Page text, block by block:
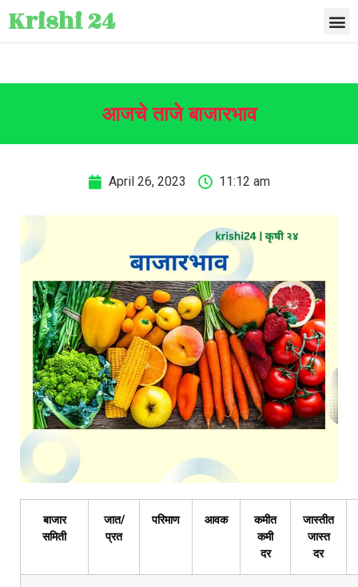
Krishi 24
आजचे ताजे बाजारभाव
April 26, 2023 11:12 am
बाजार
समिती
जात/
प्रत
परिमाण आवक
कमीत
कमी
दर
जास्तीत
जास्त
दर